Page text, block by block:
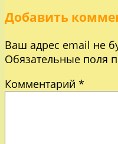
Добавить
Ваш адрес email не
Обязательные поля
Комментарий *